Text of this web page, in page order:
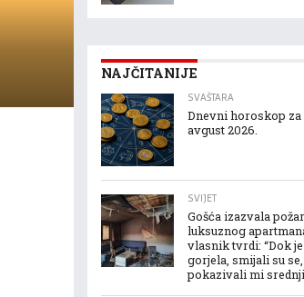
NAJČITANIJE
SVAŠTARA
Dnevni horoskop za
avgust 2026.
SVIJET
Gošća izazvala požar
luksuznog
vlasnik tvrdi: “Dok
gorjela, smijali su
pokazivali mi